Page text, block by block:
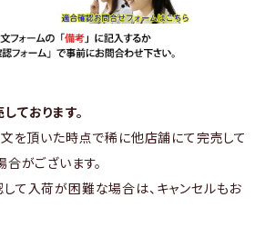
ております。
文を頂いた時点で稀に他店舗にて完売して
がございます。
て入荷が困難な場合は、キャンセルもお